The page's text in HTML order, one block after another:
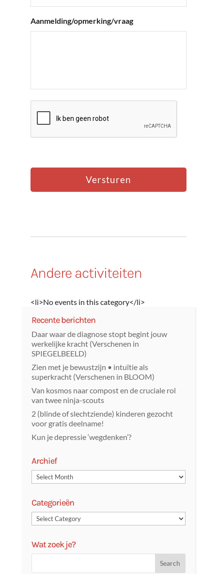
Aanmelding/opmerking/vraag
Andere activiteiten
<li>No events in this category</li>
Recente berichten
Daar waar de diagnose stopt begint jouw
werkelijke kracht (Verschenen in
SPIEGELBEELD)
Zien met je bewustzijn • intuïtie als
superkracht (Verschenen in BLOOM)
Van kosmos naar compost en de cruciale rol
van twee ninja-scouts
2 (blinde of slechtziende) kinderen gezocht
voor gratis deelname!
Kun je depressie ‘wegdenken’?
Archief
Categorieën
Wat zoek je?